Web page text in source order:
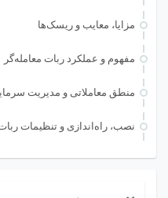
مزایا، معایب و ریسک‌ها
مفهوم و عملکرد ربات معامله‌گر
منطق معاملاتی و مدیریت
نصب، راه‌اندازی و تنظیمات